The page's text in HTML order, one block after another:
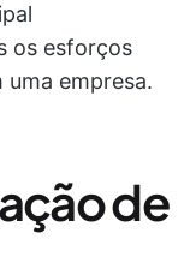
os esforços
empresa.
de